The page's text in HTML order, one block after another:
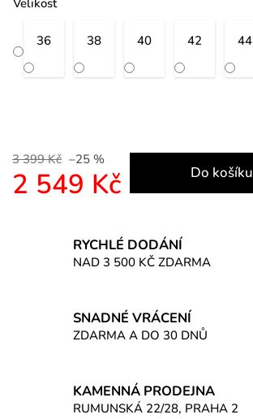
Velikost
36 38 40 42 44
3 399 Kč –25 %
2 549 Kč Do košíku
RYCHLÉ DODÁNÍ
NAD 3 500 KČ ZDARMA
SNADNÉ VRÁCENÍ
ZDARMA A DO 30 DNŮ
KAMENNÁ PRODEJNA
RUMUNSKÁ 22/28, PRAHA 2